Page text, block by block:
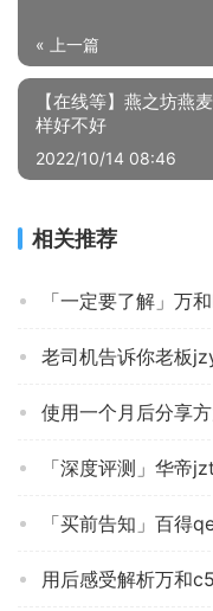
« 上一篇
【在线等】燕之坊燕
样好不好
2022/10/14 08:46
相关推荐
「一定要了解」万
老司机告诉你老板